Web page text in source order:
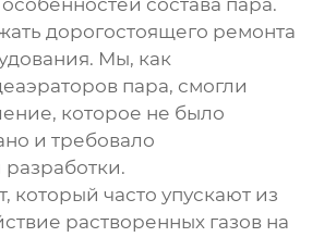
состава пара.
дорогостоящего ремонта
Мы, как
пара, смогли
которое не было
и требовало
который часто упускают из
растворенных газов на